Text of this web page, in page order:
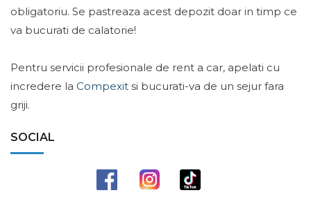
obligatoriu. Se pastreaza acest depozit doar in timp ce
va bucurati de calatorie!
Pentru servicii profesionale de rent a car, apelati cu
incredere la Compexit si bucurati-va de un sejur fara
griji.
SOCIAL